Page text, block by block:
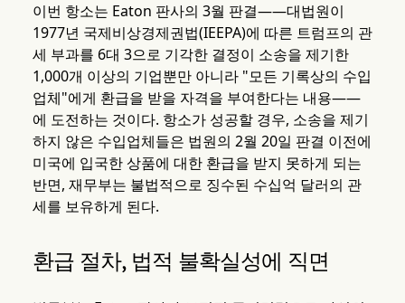
이번 항소는 Eaton 판사의 3월 판결——대법원이
1977년 국제비상경제권법(IEEPA)에 따른 트럼프의 관
세 부과를 6대 3으로 기각한 결정이 소송을 제기한
1,000개 이상의 기업뿐만 아니라 "모든 기록상의 수입
업체"에게 환급을 받을 자격을 부여한다는 내용——
에 도전하는 것이다. 항소가 성공할 경우, 소송을 제기
하지 않은 수입업체들은 법원의 2월 20일 판결 이전에
미국에 입국한 상품에 대한 환급을 받지 못하게 되는
반면, 재무부는 불법적으로 징수된 수십억 달러의 관
세를 보유하게 된다.
환급 절차, 법적 불확실성에 직면